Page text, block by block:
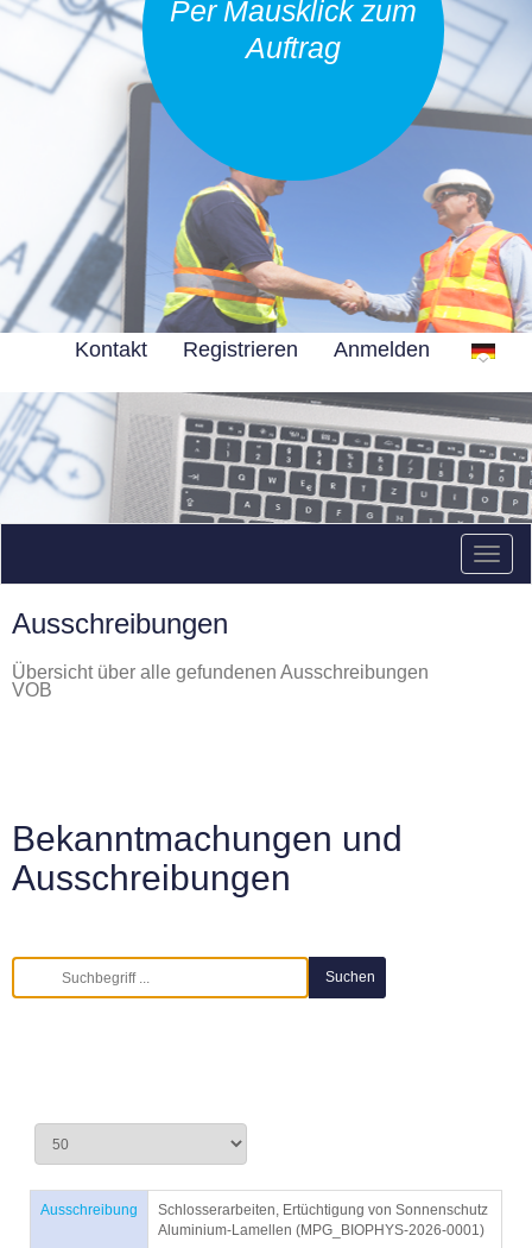
Per Mausklick zum
Auftrag
Kontakt Registrieren Anmelden
Ausschreibungen
Übersicht über alle gefundenen Ausschreibungen
VOB
Bekanntmachungen und
Ausschreibungen
Ausschreibung
Schlosserarbeiten, Ertüchtigung von Sonnenschutz
Aluminium-Lamellen (MPG_BIOPHYS-2026-0001)